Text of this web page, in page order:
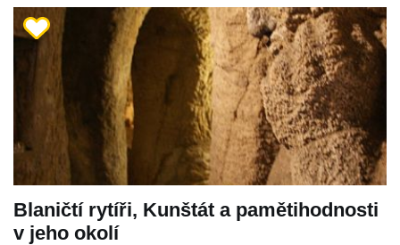
Blaničtí rytíři, Kunštát a pamětihodnosti
v jeho okolí